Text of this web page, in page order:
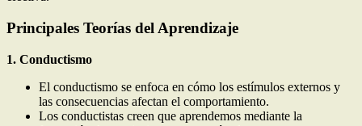
Principales Teorías del Aprendizaje
1. Conductismo
El conductismo se enfoca en cómo los estímulos externos y
las consecuencias afectan el comportamiento.
Los conductistas creen que aprendemos mediante la